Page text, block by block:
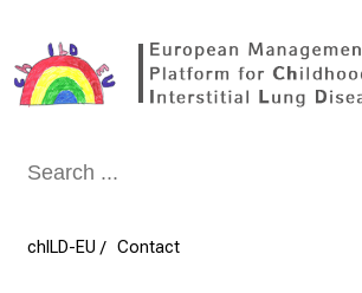
chILD-EU Contact